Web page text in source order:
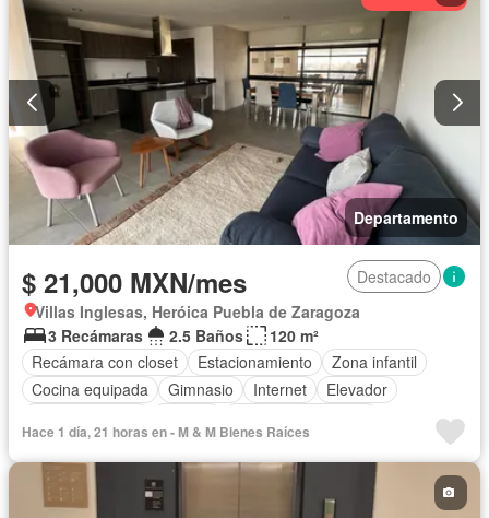
Departamento
$ 21,000 MXN/mes
Destacado
Villas Inglesas, Heróica Puebla de Zaragoza
3 Recámaras
2.5 Baños
120 m²
Recámara con closet
Estacionamiento
Zona infantil
Cocina equipada
Gimnasio Internet
Elevador
Completamente amueblado
Hace 1 día, 21 horas en - M & M Bienes Raíces